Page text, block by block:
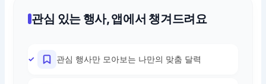
관심 있는 행사, 앱에서 챙겨드려요
관심 행사만 모아보는 나만의 맞춤 달력